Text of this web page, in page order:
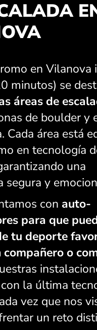
en Vilanova
minutos) se
áreas de
de boulder y
Cada área está
en tecnología
una
segura y
con auto-
para que
tu deporte
compañero o
la última
vez que nos
un reto